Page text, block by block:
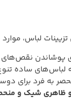
لباس،
پوشاندن نقص‌های
به لباس‌های ساده
به فرد برای
و ظاهری شیک و